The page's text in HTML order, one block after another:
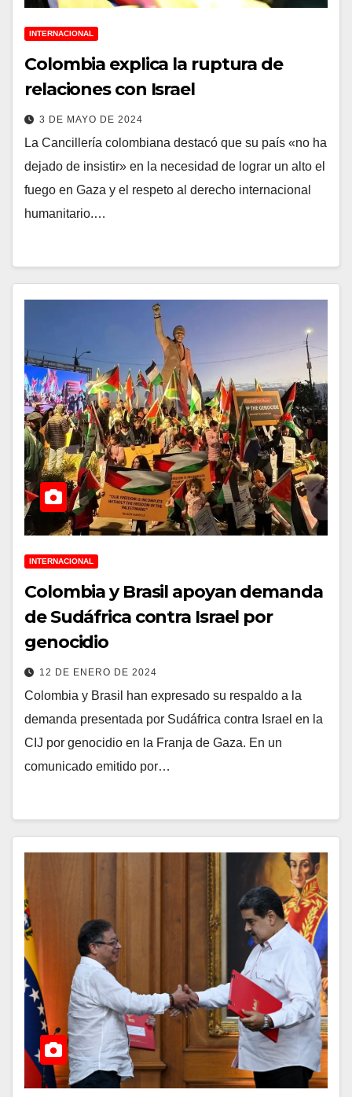
INTERNACIONAL
Colombia explica la ruptura de
relaciones con Israel
3 DE MAYO DE 2024
La Cancillería colombiana destacó que su país «no ha
dejado de insistir» en la necesidad de lograr un alto el
fuego en Gaza y el respeto al derecho internacional
humanitario.…
INTERNACIONAL
Colombia y Brasil apoyan demanda
de Sudáfrica contra Israel por
genocidio
12 DE ENERO DE 2024
Colombia y Brasil han expresado su respaldo a la
demanda presentada por Sudáfrica contra Israel en la
CIJ por genocidio en la Franja de Gaza. En un
comunicado emitido por…